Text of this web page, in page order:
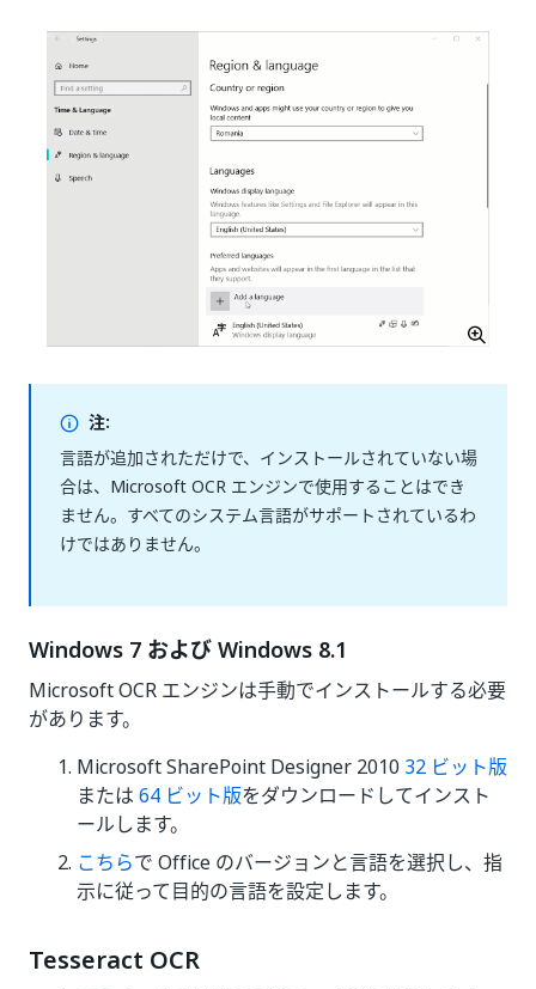
注:
言語が追加されただけで、インストールされていない場
合は、Microsoft OCR エンジンで使用することはでき
ません。すべてのシステム言語がサポートされているわ
けではありません。
Windows 7 および Windows 8.1
Microsoft OCR エンジンは手動でインストールする必要
があります。
Microsoft SharePoint Designer 2010 32 ビット版
または 64 ビット版をダウンロードしてインスト
ールします。
こちらで Office のバージョンと言語を選択し、指
示に従って目的の言語を設定します。
Tesseract OCR